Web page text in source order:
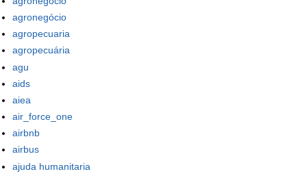
agronegócio
agropecuaria
agropecuária
agu
aids
aiea
air_force_one
airbnb
airbus
ajuda humanitaria